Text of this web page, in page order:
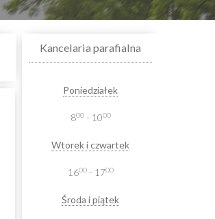
Kancelaria parafialna
Poniedziałek
800- 1000
Wtorek i czwartek
1600- 1700
Środa i piątek